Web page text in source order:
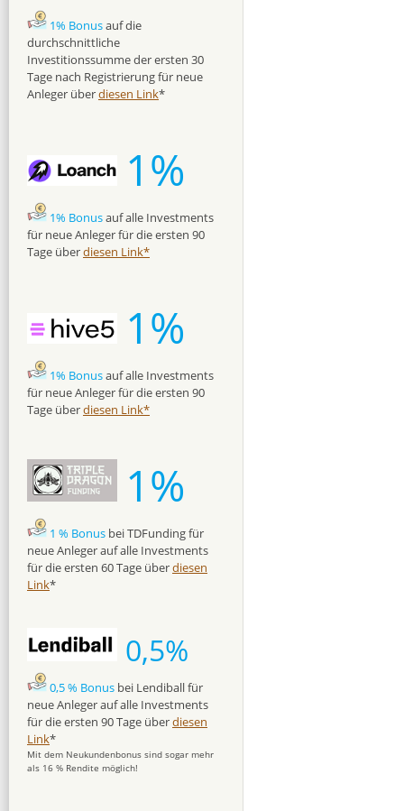
1% Bonusauf die
durchschnittliche
Investitionssumme der ersten 30
Tage nach Registrierung für neue
Anleger überdiesen Link*
1%
1% Bonusauf alle Investments
für neue Anleger für die ersten 90
Tage überdiesen Link*
1%
1% Bonusauf alle Investments
für neue Anleger für die ersten 90
Tage überdiesen Link*
1%
1 % Bonus bei TDFunding für
neue Anleger auf alle Investments
für die ersten 60 Tage überdiesen
Link*
0,5%
0,5 % Bonus bei Lendiball für
neue Anleger auf alle Investments
für die ersten 90 Tage überdiesen
Link*
Mit dem Neukundenbonus sind sogar mehr
als 16 % Rendite möglich!